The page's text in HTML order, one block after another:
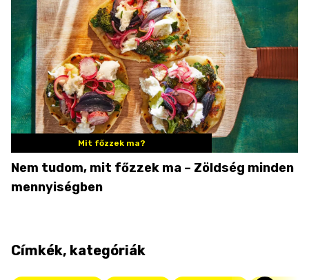
Mit főzzek ma?
Nem tudom, mit főzzek ma – Zöldség minden
mennyiségben
Címkék, kategóriák